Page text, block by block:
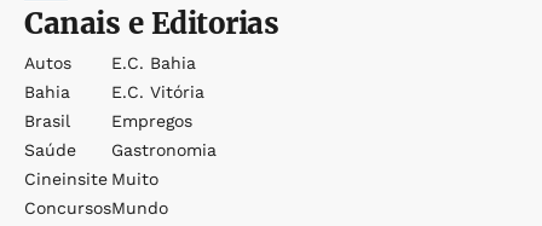
Canais e Editorias
Autos
Bahia
Brasil
Saúde
Cineinsite
Concursos
E.c. Bahia
E.c. Vitória
Empregos
Gastronomia
Muito
Mundo